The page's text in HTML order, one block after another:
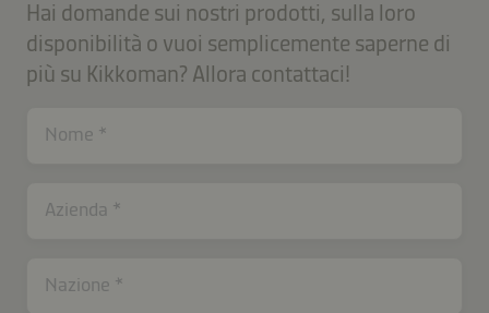
Hai domande sui nostri prodotti, sulla loro
disponibilità o vuoi semplicemente saperne di
più su Kikkoman? Allora contattaci!
Nome
Azienda
B2B-
Nazione